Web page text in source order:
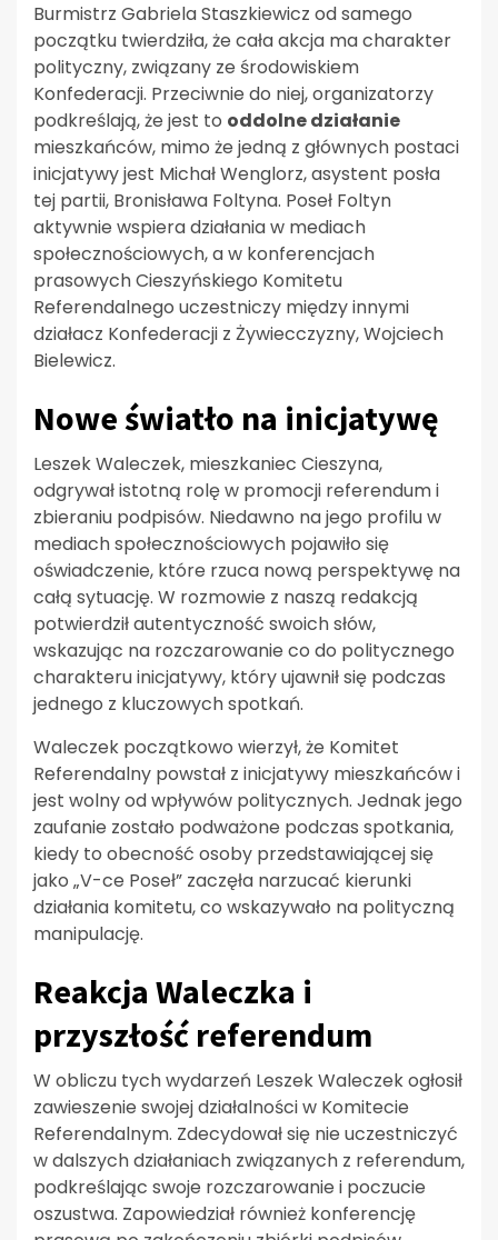
Burmistrz Gabriela Staszkiewicz od samego
początku twierdziła, że cała akcja ma charakter
polityczny, związany ze środowiskiem
Konfederacji. Przeciwnie do niej, organizatorzy
podkreślają, że jest to oddolne działanie
mieszkańców, mimo że jedną z głównych postaci
inicjatywy jest Michał Wenglorz, asystent posła
tej partii, Bronisława Foltyna. Poseł Foltyn
aktywnie wspiera działania w mediach
społecznościowych, a w konferencjach
prasowych Cieszyńskiego Komitetu
Referendalnego uczestniczy między innymi
działacz Konfederacji z Żywiecczyzny, Wojciech
Bielewicz.
Nowe światło na inicjatywę
Leszek Waleczek, mieszkaniec Cieszyna,
odgrywał istotną rolę w promocji referendum i
zbieraniu podpisów. Niedawno na jego profilu w
mediach społecznościowych pojawiło się
oświadczenie, które rzuca nową perspektywę na
całą sytuację. W rozmowie z naszą redakcją
potwierdził autentyczność swoich słów,
wskazując na rozczarowanie co do politycznego
charakteru inicjatywy, który ujawnił się podczas
jednego z kluczowych spotkań.
Waleczek początkowo wierzył, że Komitet
Referendalny powstał z inicjatywy mieszkańców i
jest wolny od wpływów politycznych. Jednak jego
zaufanie zostało podważone podczas spotkania,
kiedy to obecność osoby przedstawiającej się
jako „V-ce Poseł” zaczęła narzucać kierunki
działania komitetu, co wskazywało na polityczną
manipulację.
Reakcja Waleczka i
przyszłość referendum
W obliczu tych wydarzeń Leszek Waleczek ogłosił
zawieszenie swojej działalności w Komitecie
Referendalnym. Zdecydował się nie uczestniczyć
w dalszych działaniach związanych z referendum,
podkreślając swoje rozczarowanie i poczucie
oszustwa. Zapowiedział również konferencję